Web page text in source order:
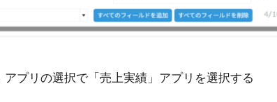
プリの選択で「売上実績」アプリを選択する